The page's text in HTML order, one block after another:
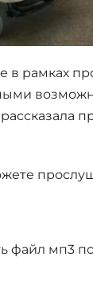
в рамках
файл мп3